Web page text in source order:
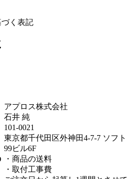
く表記
アプロス株式会社
石井 純
101-0021
東京都千代田区外神田4-7-7 ソフト
99ビル6F
・商品の送料
・取付工事費